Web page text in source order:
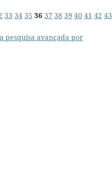
33 34 35 36 37 38 39 40 41 42 43
pesquisa avançada por